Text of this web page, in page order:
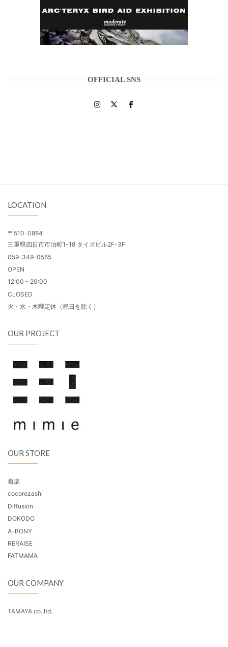
OFFICIAL SNS
LOCATION
〒510-0884
三重県四日市市泊町1-18 タイズビル2F-3F
059-349-0585
OPEN
12:00 - 20:00
CLOSED
火・水・木曜定休（祝日を除く）
OUR PROJECT
OUR STORE
着楽
cocorozashi
Diffusion
DOKODO
A-BONY
RERAISE
FATMAMA
OUR COMPANY
TAMAYA co.,ltd.